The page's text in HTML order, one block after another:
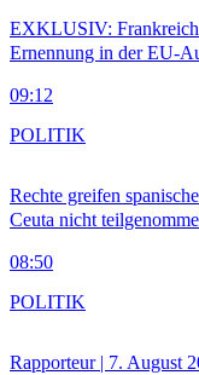
EXKLUSIV: Frankreich
Ernennung in der EU-
09:12
Rechte greifen
Ceuta nicht
08:50
POLITIK
Rapporteur | 7. August
POLITIK